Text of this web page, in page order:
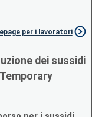
per i lavoratori
dei sussidi